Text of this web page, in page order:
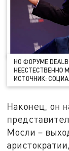
НО ФОРУМЕ
НЕЕСТЕСТВЕННО
ИСТОЧНИК:
Наконец, он
Мосли –